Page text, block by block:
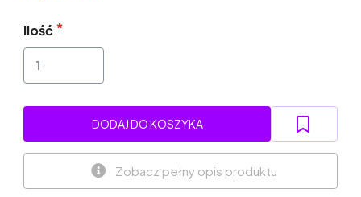
Ilość
DODAJ DO KOSZYKA
Zobacz pełny opis produktu